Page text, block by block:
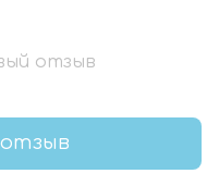
отзыв